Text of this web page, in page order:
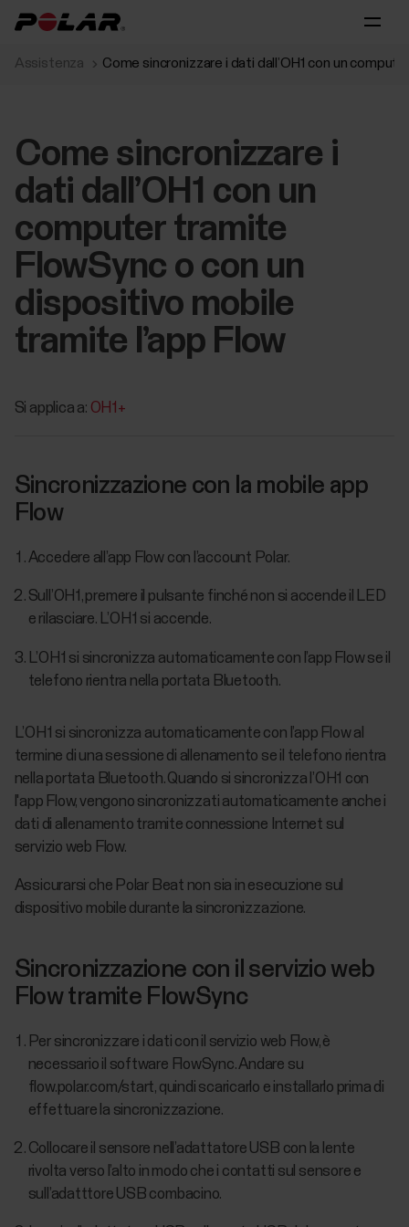
Assistenza Come sincronizzare i dati dall’OH1 con un
Come sincronizzare i
dati dall’OH1 con un
computer tramite
FlowSync o con un
dispositivo mobile
tramite l’app Flow
Si applica a: OH1+
Sincronizzazione con la mobile app
Flow
Accedere all’app Flow con l’account Polar.
Sull’OH1, premere il pulsante finché non si accende il LED
e rilasciare. L’OH1 si accende.
L’OH1 si sincronizza automaticamente con l’app Flow se il
telefono rientra nella portata Bluetooth.
L’OH1 si sincronizza automaticamente con l’app Flow al
termine di una sessione di allenamento se il telefono rientra
nella portata Bluetooth. Quando si sincronizza l’OH1 con
l'app Flow, vengono sincronizzati automaticamente anche i
dati di allenamento tramite connessione Internet sul
servizio web Flow.
Assicurarsi che Polar Beat non sia in esecuzione sul
dispositivo mobile durante la sincronizzazione.
Sincronizzazione con il servizio web
Flow tramite FlowSync
Per sincronizzare i dati con il servizio web Flow, è
necessario il software FlowSync. Andare su
flow.polar.com/start, quindi scaricarlo e installarlo prima di
effettuare la sincronizzazione.
Collocare il sensore nell’adattatore USB con la lente
rivolta verso l’alto in modo che i contatti sul sensore e
sull’adatttore USB combacino.